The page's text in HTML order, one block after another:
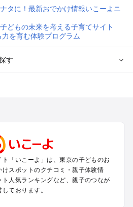
す
のプールお出かけ
・自由が丘のプールお出かけ
目白・石神井のプールお出かけ
千駄ヶ谷のプールお出かけ
町・築地・月島のプールお出かけ
「いこーよ」は、東京の子どものお
スポットのクチコミ・親子体験情
人気ランキングなど、親子のつなが
ております。